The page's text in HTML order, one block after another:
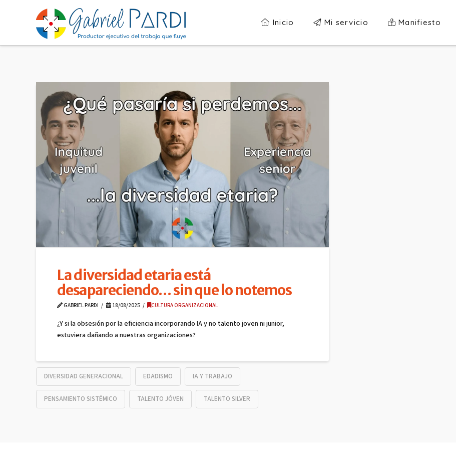
Inicio Mi servicio Manifiesto
La diversidad etaria está
desapareciendo… sin que lo notemos
GABRIEL PARDI 18/08/2025 CULTURA ORGANIZACIONAL
¿Y si la obsesión por la eficiencia incorporando IA y no talento joven ni junior,
estuviera dañando a nuestras organizaciones?
DIVERSIDAD GENERACIONAL EDADISMO IA Y TRABAJO
PENSAMIENTO SISTÉMICO TALENTO JÓVEN TALENTO SILVER